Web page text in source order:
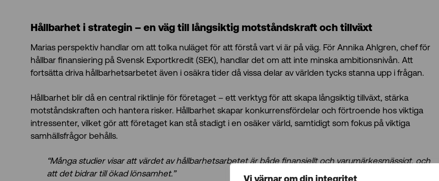
Hållbarhet i strategin – en väg till långsiktig motståndskraft och tillväxt
Marias perspektiv handlar om att tolka nuläget för att förstå vart vi är på väg. För Annika Ahlgren, chef för
hållbar finansiering på Svensk Exportkredit (SEK), handlar det om att inte minska ambitionsnivån. Att
fortsätta driva hållbarhetsarbetet även i osäkra tider då vissa delar av världen tycks stanna upp i frågan.
Hållbarhet blir då en central riktlinje för företaget – ett verktyg för att skapa långsiktig tillväxt, stärka
motståndskraften och hantera risker. Hållbarhet skapar konkurrensfördelar och förtroende hos viktiga
intressenter, vilket gör att företaget kan stå stadigt i en osäker värld, samtidigt som fokus på viktiga
samhällsfrågor behålls.
“Många studier visar att värdet av hållbarhetsarbetet är både finansiellt och varumärkesmässigt, och
att det bidrar till ökad lönsamhet.”